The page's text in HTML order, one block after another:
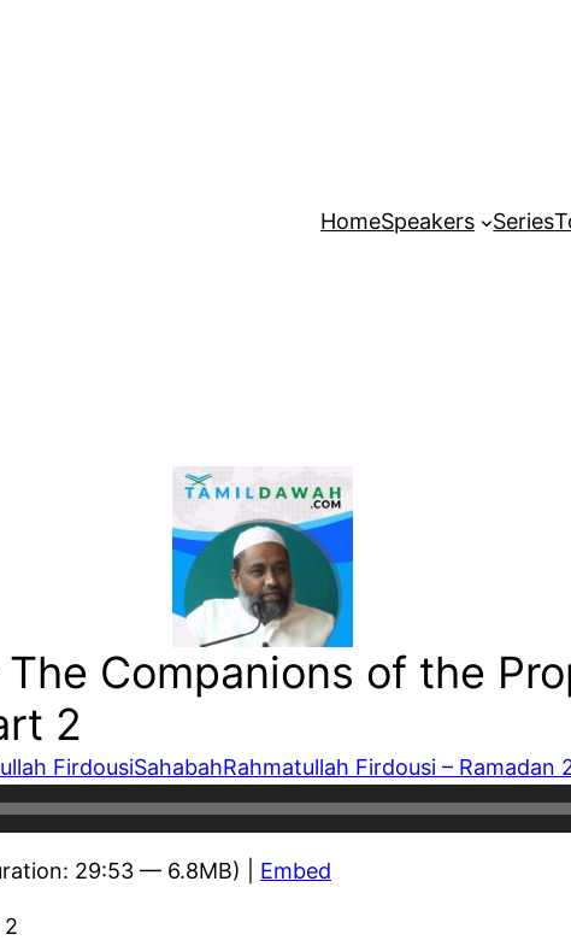
HomeSpeakers Series
Companions of the
2
FirdousiSahabahRahmatullah Firdousi – Ramadan
29:53 — 6.8MB) | Embed